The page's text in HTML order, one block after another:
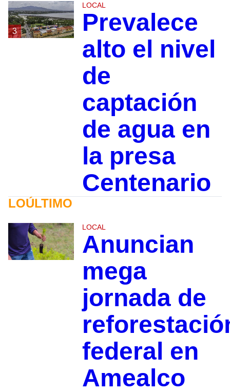
3
LOCAL
Prevalece
alto el nivel
de
captación
de agua en
la presa
Centenario
LOÚLTIMO
LOCAL
Anuncian
mega
jornada de
federal en
Amealco